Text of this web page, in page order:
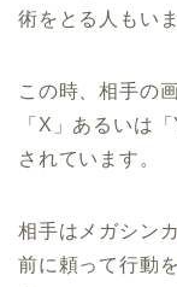
術をとる人もいま
この時、相手の
「X」あるいは
されています。
相手はメガシン
前に頼って行動